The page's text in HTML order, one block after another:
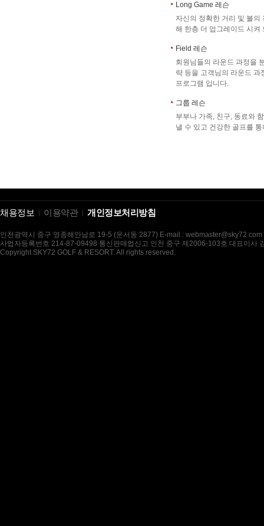
Long Game 레슨
자신의 정확한 거리 및 볼
해 한층 더 업그레이드 시켜
Field 레슨
회원님들의 라운드 과정을
략 등을 고객님의 라운드
프로그램 입니다.
그룹 레슨
부부나 가족, 친구, 동료와
낼 수 있고 건강한 골프를
채용정보 이용약관 개인정보처리방침
인천광역시 중구 영종해안남로 19-5 (운서동 2877) E-mail : webmaster@sky72.com
사업자등록번호 214-87-09498 통신판매업신고 인천 중구 제2006-103호 대표이사
Copyright SKY72 GOLF & RESORT. All rights reserved.